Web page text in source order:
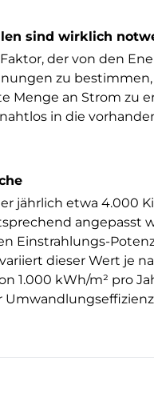
sind wirklich
der von den
zu
an Strom zu
in die
jährlich etwa 4.000
angepasst
Einstrahlungs-
dieser Wert je
1.000 kWh/m² pro